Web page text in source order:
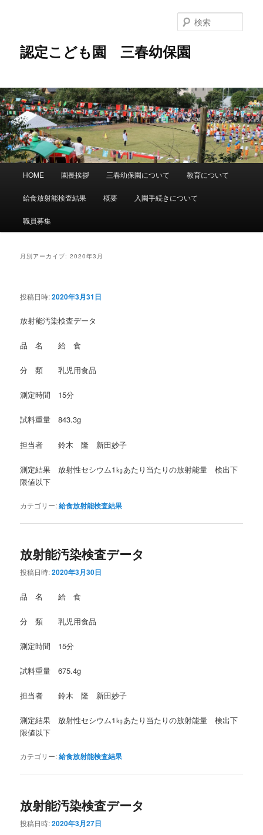
ツ
へ
移
動
へ
移
動
認定こども園 三春幼保園
索
ュ
HOME 園長挨拶 三春幼保園について 教育について
給食放射能検査結果 概要 入園手続きについて
職員募集
月別アーカイブ:2020年3月
投稿日時:2020年3月31日
放射能汚染検査データ
品 名 給 食
分 類 乳児用食品
測定時間 15分
試料重量 843.3g
担当者 鈴木 隆 新田妙子
測定結果 放射性セシウム1㎏あたり当たりの放射能量 検出下
限値以下
カテゴリー:給食放射能検査結果
放射能汚染検査データ
投稿日時:2020年3月30日
品 名 給 食
分 類 乳児用食品
測定時間 15分
試料重量 675.4g
担当者 鈴木 隆 新田妙子
測定結果 放射性セシウム1㎏あたり当たりの放射能量 検出下
限値以下
カテゴリー:給食放射能検査結果
放射能汚染検査データ
投稿日時:2020年3月27日